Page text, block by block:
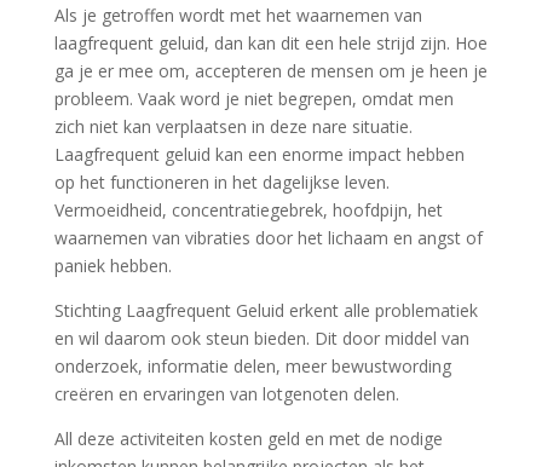
Als je getroffen wordt met het waarnemen van
laagfrequent geluid, dan kan dit een hele strijd zijn. Hoe
ga je er mee om, accepteren de mensen om je heen je
probleem. Vaak word je niet begrepen, omdat men
zich niet kan verplaatsen in deze nare situatie.
Laagfrequent geluid kan een enorme impact hebben
op het functioneren in het dagelijkse leven.
Vermoeidheid, concentratiegebrek, hoofdpijn, het
waarnemen van vibraties door het lichaam en angst of
paniek hebben.
Stichting Laagfrequent Geluid erkent alle problematiek
en wil daarom ook steun bieden. Dit door middel van
onderzoek, informatie delen, meer bewustwording
creëren en ervaringen van lotgenoten delen.
All deze activiteiten kosten geld en met de nodige